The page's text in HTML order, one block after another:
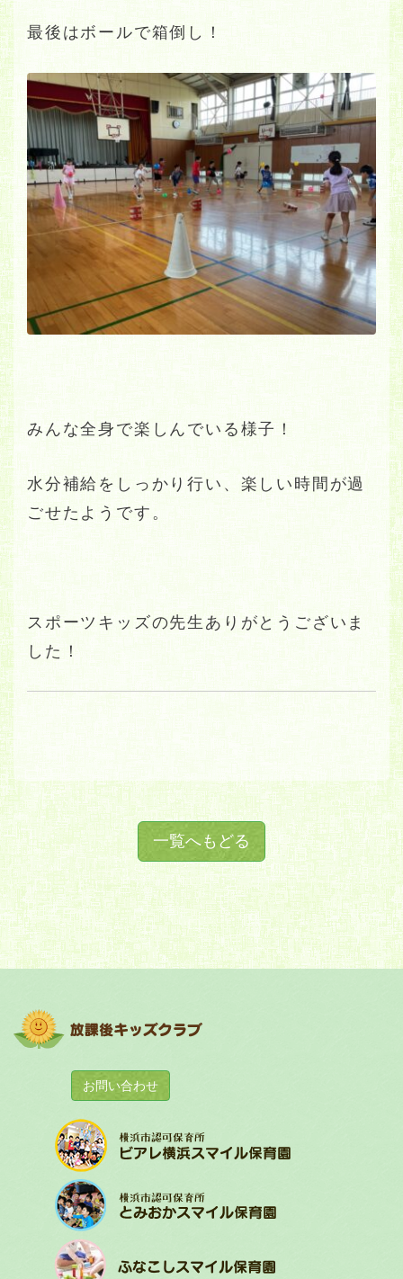
最後はボールで箱倒し！
みんな全身で楽しんでいる様子！
水分補給をしっかり行い、楽しい時間が過
ごせたようです。
スポーツキッズの先生ありがとうございま
した！
一覧へもどる
お問い合わせ